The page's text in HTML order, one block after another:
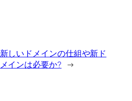
新しいドメインの仕組や新ド
メインは必要か? →